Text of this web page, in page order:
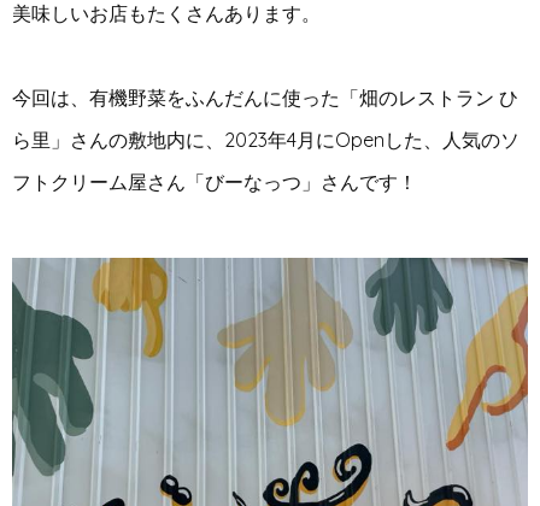
美味しいお店もたくさんあります。
今回は、有機野菜をふんだんに使った「畑のレストラン ひ
ら里」さんの敷地内に、2023年4月にOpenした、人気のソ
フトクリーム屋さん「びーなっつ」さんです！